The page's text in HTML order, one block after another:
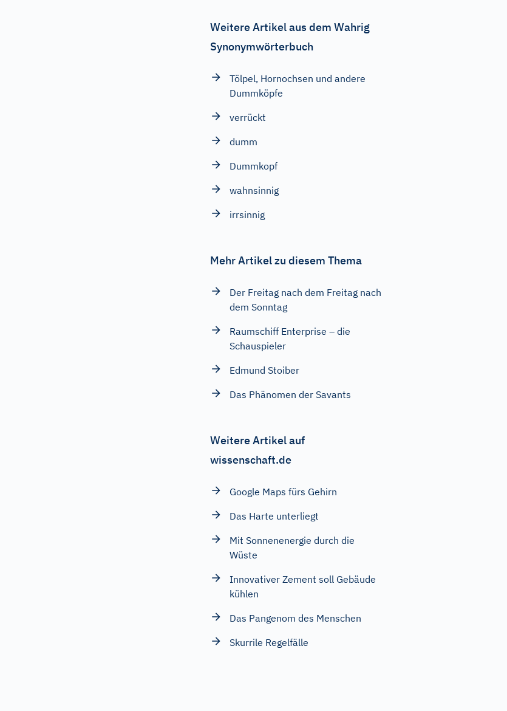
Weitere Artikel aus dem Wahrig
Synonymwörterbuch
Tölpel, Hornochsen und andere
Dummköpfe
verrückt
dumm
Dummkopf
wahnsinnig
irrsinnig
Mehr Artikel zu diesem Thema
Der Freitag nach dem Freitag nach
dem Sonntag
Raumschiff Enterprise – die
Schauspieler
Edmund Stoiber
Das Phänomen der Savants
Weitere Artikel auf
wissenschaft.de
Google Maps fürs Gehirn
Das Harte unterliegt
Mit Sonnenenergie durch die
Wüste
Innovativer Zement soll Gebäude
kühlen
Das Pangenom des Menschen
Skurrile Regelfälle